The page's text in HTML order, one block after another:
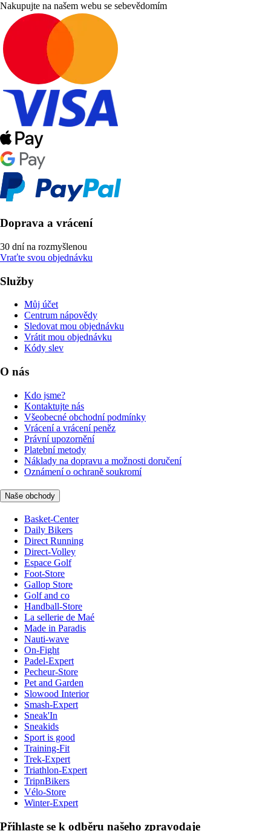
Nakupujte na našem webu se sebevědomím
Doprava a vrácení
30 dní na rozmyšlenou
Vraťte svou objednávku
Služby
Můj účet
Centrum nápovědy
Sledovat mou objednávku
Vrátit mou objednávku
Kódy slev
O nás
Kdo jsme?
Kontaktujte nás
Všeobecné obchodní podmínky
Vrácení a vrácení peněz
Právní upozornění
Platební metody
Náklady na dopravu a možnosti doručení
Oznámení o ochraně soukromí
Naše obchody
Basket-Center
Daily Bikers
Direct Running
Direct-Volley
Espace Golf
Foot-Store
Gallop Store
Golf and co
Handball-Store
La sellerie de Maé
Made in Paradis
Nauti-wave
On-Fight
Padel-Expert
Pecheur-Store
Pet and Garden
Slowood Interior
Smash-Expert
Sneak'In
Sneakids
Sport is good
Training-Fit
Trek-Expert
Triathlon-Expert
TripnBikers
Vélo-Store
Winter-Expert
Přihlaste se k odběru našeho zpravodaje